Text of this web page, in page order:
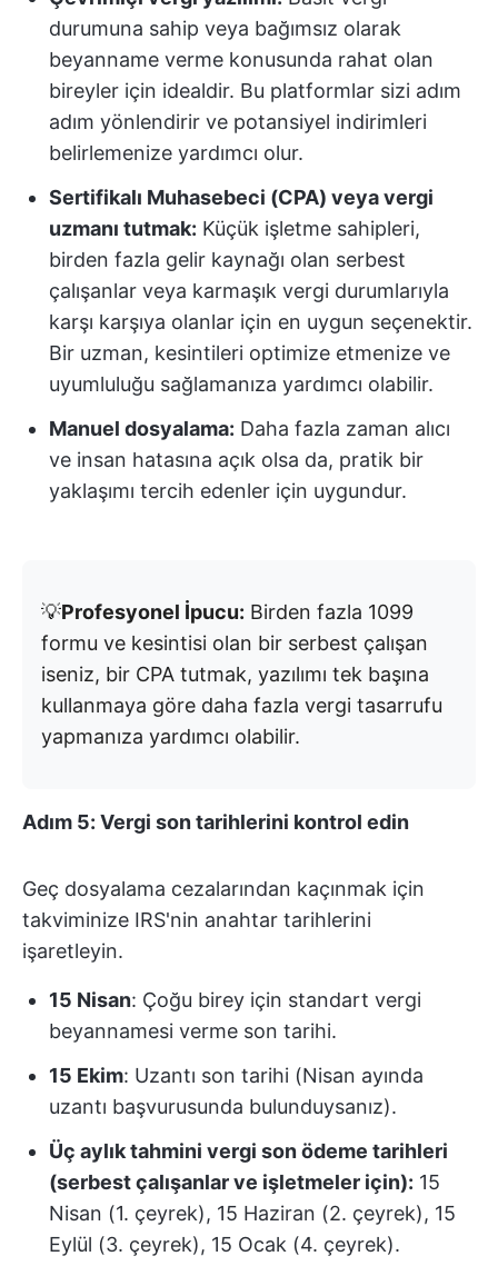
durumuna sahip veya bağımsız olarak
beyanname verme konusunda rahat olan
bireyler için idealdir. Bu platformlar sizi adım
adım yönlendirir ve potansiyel indirimleri
belirlemenize yardımcı olur.
Sertifikalı Muhasebeci (CPA) veya vergi
uzmanı tutmak: Küçük işletme sahipleri,
birden fazla gelir kaynağı olan serbest
çalışanlar veya karmaşık vergi durumlarıyla
karşı karşıya olanlar için en uygun seçenektir.
Bir uzman, kesintileri optimize etmenize ve
uyumluluğu sağlamanıza yardımcı olabilir.
Manuel dosyalama: Daha fazla zaman alıcı
ve insan hatasına açık olsa da, pratik bir
yaklaşımı tercih edenler için uygundur.
💡Profesyonel İpucu: Birden fazla 1099
formu ve kesintisi olan bir serbest çalışan
iseniz, bir CPA tutmak, yazılımı tek başına
kullanmaya göre daha fazla vergi tasarrufu
yapmanıza yardımcı olabilir.
Adım 5: Vergi son tarihlerini kontrol edin
Geç dosyalama cezalarından kaçınmak için
takviminize IRS'nin anahtar tarihlerini
işaretleyin.
15 Nisan: Çoğu birey için standart vergi
beyannamesi verme son tarihi.
15 Ekim: Uzantı son tarihi (Nisan ayında
uzantı başvurusunda bulunduysanız).
Üç aylık tahmini vergi son ödeme tarihleri
(serbest çalışanlar ve işletmeler için): 15
Nisan (1. çeyrek), 15 Haziran (2. çeyrek), 15
Eylül (3. çeyrek), 15 Ocak (4. çeyrek).